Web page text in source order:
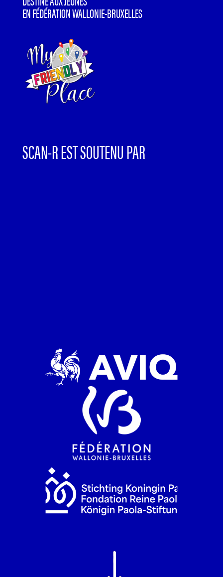
EN FÉDÉRATION WALLONIE-BRUXELLES
SCAN-R EST SOUTENU PAR